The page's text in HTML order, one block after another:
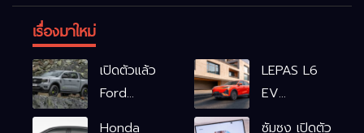
เรื่องมาใหม่
เปิดตัวแล้ว
Ford
LEPAS L6
EV
Honda ซัมซุง เปิดตัว